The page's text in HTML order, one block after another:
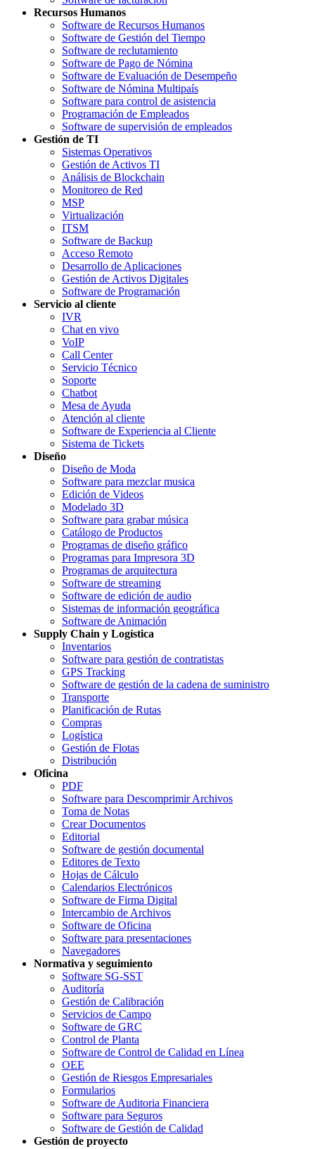
Recursos Humanos
Software de Recursos Humanos
Software de Gestión del Tiempo
Software de reclutamiento
Software de Pago de Nómina
Software de Evaluación de Desempeño
Software de Nómina Multipaís
Software para control de asistencia
Programación de Empleados
Software de supervisión de empleados
Gestión de TI
Sistemas Operativos
Gestión de Activos TI
Análisis de Blockchain
Monitoreo de Red
MSP
Virtualización
ITSM
Software de Backup
Acceso Remoto
Desarrollo de Aplicaciones
Gestión de Activos Digitales
Software de Programación
Servicio al cliente
IVR
Chat en vivo
VoIP
Call Center
Servicio Técnico
Soporte
Chatbot
Mesa de Ayuda
Atención al cliente
Software de Experiencia al Cliente
Sistema de Tickets
Diseño
Diseño de Moda
Software para mezclar musica
Edición de Videos
Modelado 3D
Software para grabar música
Catálogo de Productos
Programas de diseño gráfico
Programas para Impresora 3D
Programas de arquitectura
Software de streaming
Software de edición de audio
Sistemas de información geográfica
Software de Animación
Supply Chain y Logística
Inventarios
Software para gestión de contratistas
GPS Tracking
Software de gestión de la cadena de suministro
Transporte
Planificación de Rutas
Compras
Logística
Gestión de Flotas
Distribución
Oficina
PDF
Software para Descomprimir Archivos
Toma de Notas
Crear Documentos
Editorial
Software de gestión documental
Editores de Texto
Hojas de Cálculo
Calendarios Electrónicos
Software de Firma Digital
Intercambio de Archivos
Software de Oficina
Software para presentaciones
Navegadores
Normativa y seguimiento
Software SG-SST
Auditoría
Gestión de Calibración
Servicios de Campo
Software de GRC
Control de Planta
Software de Control de Calidad en Línea
OEE
Gestión de Riesgos Empresariales
Formularios
Software de Auditoria Financiera
Software para Seguros
Software de Gestión de Calidad
Gestión de proyecto